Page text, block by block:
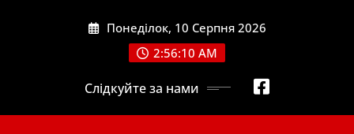
Понеділок, 10 Серпня 2026
2:56:12 AM
Слідкуйте за нами